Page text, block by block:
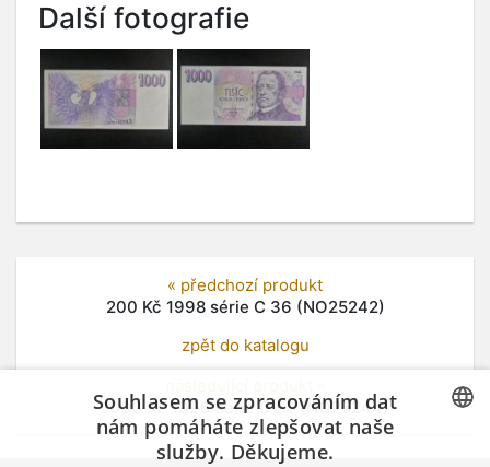
Další fotografie
« předchozí produkt
200 Kč 1998 série C 36 (NO25242)
zpět do katalogu
1000 Kč 1996 série D 58 (NO25244)
Souhlasem se zpracováním dat
nám pomáháte zlepšovat naše
služby. Děkujeme.